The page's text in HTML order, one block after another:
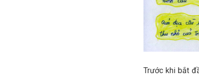
Trước khi bắt